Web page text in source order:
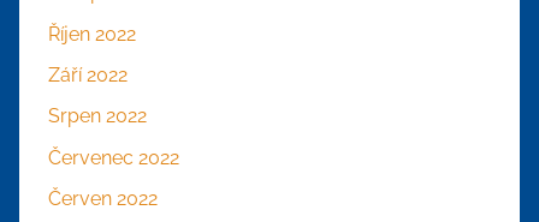
Říjen 2022
Září 2022
Srpen 2022
Červenec 2022
Červen 2022